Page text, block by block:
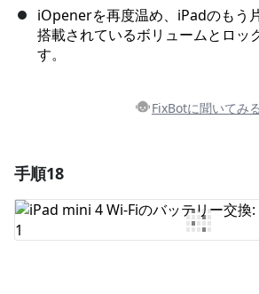
iOpenerを再度温め、iPadのもう
搭載されているボリュームとロッ
す。
FixBotに聞いてみる
コメントを追加
手順18